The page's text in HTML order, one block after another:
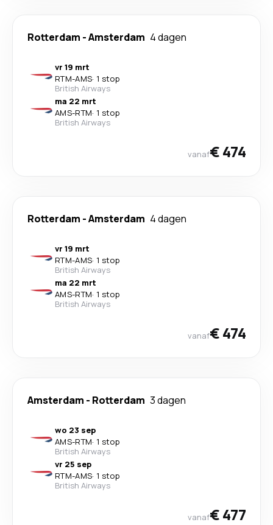
Rotterdam -Amsterdam 4 dagen
vr 19 mrt
RTM-AMS· 1 stop
British Airways
ma 22 mrt
AMS-RTM· 1 stop
British Airways
vanaf€ 474
Rotterdam -Amsterdam 4 dagen
vr 19 mrt
RTM-AMS· 1 stop
British Airways
ma 22 mrt
AMS-RTM· 1 stop
British Airways
vanaf€ 474
Amsterdam - Rotterdam 3 dagen
wo 23 sep
AMS-RTM· 1 stop
British Airways
vr 25 sep
RTM-AMS· 1 stop
British Airways
vanaf€ 477